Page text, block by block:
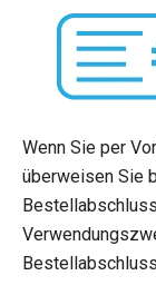
Wenn Sie per
überweisen Sie